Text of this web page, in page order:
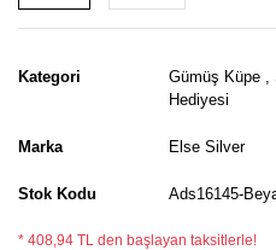
Kategori Gümüş Küpe ,
Hediyesi
Marka Else Silver
Stok Kodu Ads16145-
* 408,94 TL den başlayan taksitlerle!